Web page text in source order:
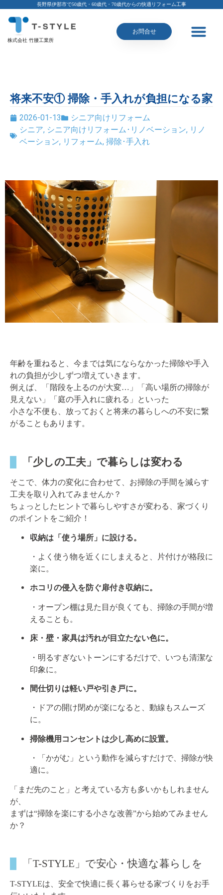
長野県伊那市で50歳代・60歳代・70歳代からの快適リフォーム工事
株式会社 竹腰工業所
お問合せ
将来不安① 掃除・手入れが負担になる家
2026-01-13
シニア向けリフォーム
シニア, シニア向けリフォーム･リノベーション, リノ
ベーション, リフォーム, 掃除･手入れ
年齢を重ねると、今までは気にならなかった掃除や手入
れの負担が少しずつ増えていきます。
例えば、「階段を上るのが大変…」「高い場所の掃除が
見えない」「庭の手入れに疲れる」といった
小さな不便も、放っておくと将来の暮らしへの不安に繋
がることもあります。
「少しの工夫」で暮らしは変わる
そこで、体力の変化に合わせて、お掃除の手間を減らす
工夫を取り入れてみませんか？
ちょっとしたヒントで暮らしやすさが変わる、家づくり
のポイントをご紹介！
収納は「使う場所」に設ける。
・よく使う物を近くにしまえると、片付けが格段に
楽に。
ホコリの侵入を防ぐ扉付き収納に。
・オープン棚は見た目が良くても、掃除の手間が増
えることも。
床・壁・家具は汚れが目立たない色に。
・明るすぎないトーンにするだけで、いつも清潔な
印象に。
間仕切りは軽い戸や引き戸に。
・ドアの開け閉めが楽になると、動線もスムーズ
に。
掃除機用コンセントは少し高めに設置。
・「かがむ」という動作を減らすだけで、掃除が快
適に。
「まだ先のこと」と考えている方も多いかもしれません
が、
まずは“掃除を楽にする小さな改善”から始めてみません
か？
「T-STYLE」で安心・快適な暮らしを
T-STYLEは、安全で快適に長く暮らせる家づくりをお手